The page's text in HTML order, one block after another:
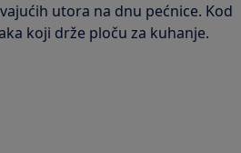
utora na dnu pećnice. Kod
koji drže ploču za kuhanje.